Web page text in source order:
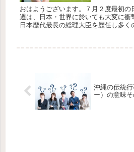
おはようございます。７月２度最初
週は、日本・世界に於いても大変に
日本歴代最長の総理大臣を歴任し多
沖縄の伝統
ー）の意味